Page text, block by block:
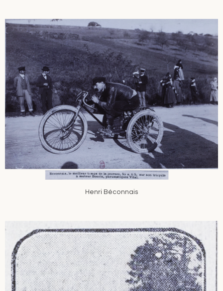
Henri Béconnais